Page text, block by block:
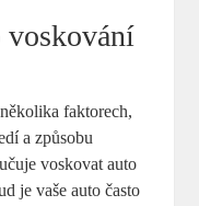
voskování
faktorech,
a způsobu
voskovat auto
je vaše auto často